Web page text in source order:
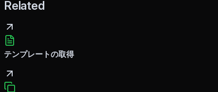
Related
テンプレートの取得